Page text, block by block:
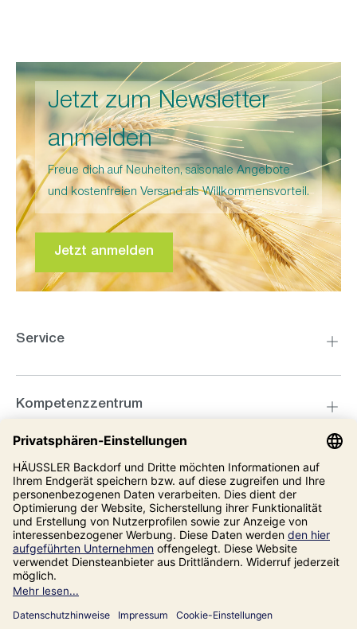
Jetzt zum Newsletter
anmelden
Freue dich auf Neuheiten, saisonale Angebote
und kostenfreien Versand als Willkommensvorteil.
Jetzt anmelden
Service
Kompetenzzentrum
Informationen
Unsere Adresse